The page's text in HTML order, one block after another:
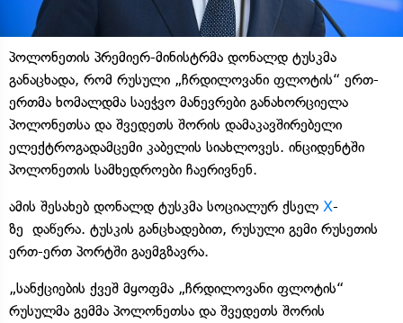
პოლონეთის პრემიერ-მინისტრმა დონალდ ტუსკმა
განაცხადა, რომ რუსული „ჩრდილოვანი ფლოტის“ ერთ-
ერთმა ხომალდმა საეჭვო მანევრები განახორციელა
პოლონეთსა და შვედეთს შორის დამაკავშირებელი
ელექტროგადამცემი კაბელის სიახლოვეს. ინციდენტში
პოლონეთის სამხედროები ჩაერივნენ.
ამის შესახებ დონალდ ტუსკმა სოციალურ ქსელ X-
ზე დაწერა. ტუსკის განცხადებით, რუსული გემი რუსეთის
ერთ-ერთ პორტში გაემგზავრა.
„სანქციების ქვეშ მყოფმა „ჩრდილოვანი ფლოტის“
რუსულმა გემმა პოლონეთსა და შვედეთს შორის